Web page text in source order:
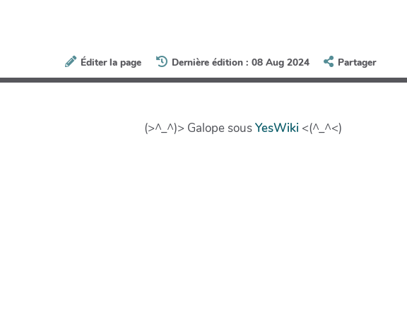
Éditer la page Dernière édition : 08 Aug 2024 Partager
(>^_^)> Galope sousYesWiki <(^_^<)